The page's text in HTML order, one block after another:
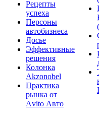
Рецепты
успеха
Персоны
автобизнеса
Досье
Эффективные
решения
Колонка
Akzonobel
Практика
рынка от
Аvito Авто